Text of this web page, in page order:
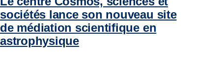
sociétés lance son nouveau site
de médiation scientifique en
astrophysique